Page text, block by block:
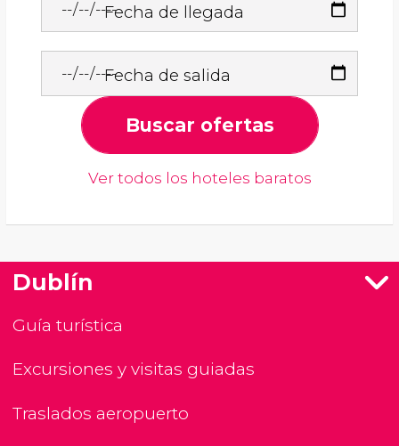
Fecha de llegada
Fecha de salida
Buscar ofertas
Ver todos los hoteles baratos
Dublín
Guía turística
Excursiones y visitas guiadas
Traslados aeropuerto